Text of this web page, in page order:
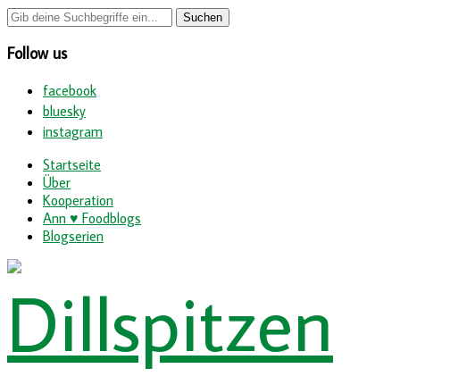
Follow us
facebook
bluesky
instagram
Startseite
Über
Kooperation
Ann ♥ Foodblogs
Blogserien